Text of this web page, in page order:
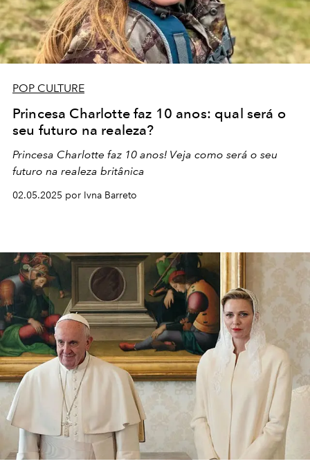
POP CULTURE
Princesa Charlotte faz 10 anos: qual será o
seu futuro na realeza?
Princesa Charlotte faz 10 anos! Veja como será o seu
futuro na realeza britânica
02.05.2025 por Ivna Barreto